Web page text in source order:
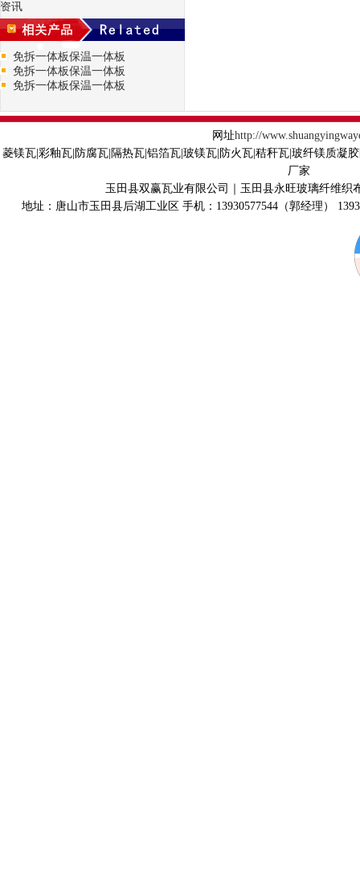
资讯
免拆一体板保温一体板
免拆一体板保温一体板
免拆一体板保温一体板
网址http://
菱镁瓦|彩釉瓦|防腐瓦|隔热瓦|铝箔瓦|玻镁瓦|防火瓦|秸秆瓦|玻纤镁质凝
厂家
玉田县双赢瓦业有限公司｜玉田县永旺玻璃纤维织
地址：唐山市玉田县后湖工业区 手机：13930577544（郭经理）